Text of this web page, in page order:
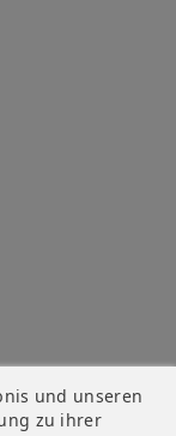
und unseren
zu ihrer